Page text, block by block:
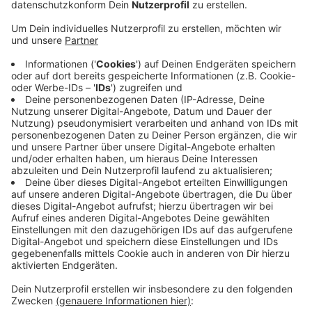
Veröffentlicht:Freitag, 03.01.2020 05:57
Anzeige
Die Boot, ProWein oder die BEAUTY - das ist nur ein
kleiner Ausblick auf das Messejahr 2020. Besonders
können sich Besucher auf Messen freuen, die nicht
jedes Jahr in Düsseldorf stattfinden. So zum Beispiel
die Interpack für Verarbeitungs- und
Verpackungsmaschinen und die drupa für Printmedien.
Beide finden nur alle drei bis vier Jahre statt.
Besonders im Trend sind dieses Jahr
Hochzeitsmessen. Wer es also nicht mehr zur "Trau
Dich"-Messe bis Mitte Januar (12.01.) schafft, der hat
das ganze Jahr über noch viele andere Möglichkeiten.
Anzeige